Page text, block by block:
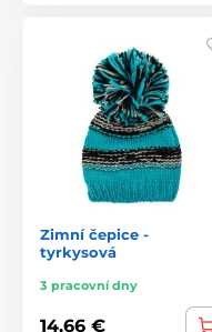
Zimní čepice -
tyrkysová
3 pracovní dny
14,66 €